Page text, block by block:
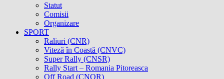
Statut
Comisii
Organizare
SPORT
Raliuri (CNR)
Viteză în Coastă (CNVC)
Super Rally (CNSR)
Rally Start – Romania Pitoreasca
Off Road (CNOR)